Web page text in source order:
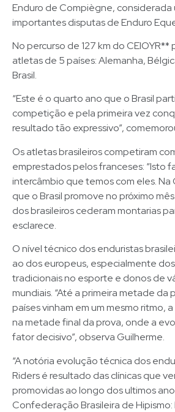
Enduro de Compiègne, considerada
importantes disputas de Enduro
No percurso de 127 km do CEIOYR**
atletas de 5 países: Alemanha,
Brasil.
“Este é o quarto ano que o Brasil
competição e pela primeira vez
resultado tão expressivo”,
Os atletas brasileiros competiram
emprestados pelos franceses: “Isto
intercâmbio que temos com eles. Na
que o Brasil promove no próximo
dos brasileiros cederam montarias
esclarece.
O nível técnico dos enduristas
ao dos europeus, especialmente
tradicionais no esporte e donos de
mundiais. “Até a primeira metade da
países vinham em um mesmo ritmo,
na metade final da prova, onde a
fator decisivo”, observa Guilherme.
“A notória evolução técnica dos
Riders é resultado das clínicas que
promovidas ao longo dos ultimos
Confederação Brasileira de Hipismo: